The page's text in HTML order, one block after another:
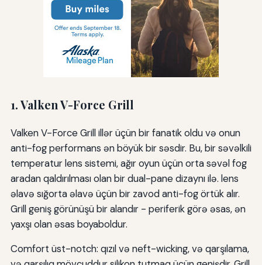
1. Valken V-Force Grill
Valken V-Force Grill illər üçün bir fanatik oldu və onun
anti-fog performans ən böyük bir səsdir. Bu, bir səvəlkili
temperatur lens sistemi, ağır oyun üçün orta səvəl fog
aradan qaldırılması olan bir dual-pane dizaynı ilə. lens
əlavə sığorta əlavə üçün bir zavod anti-fog örtük alır.
Grill geniş görünüşü bir alandır - periferik görə əsas, ən
yaxşı olan əsas boyaboldur.
Comfort üst-notch: qızıl və neft-wicking, və qarşılama,